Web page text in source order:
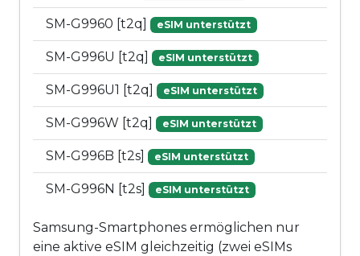
SM-G9960 [t2q] eSIM unterstützt
SM-G996U [t2q] eSIM unterstützt
SM-G996U1 [t2q] eSIM unterstützt
SM-G996W [t2q] eSIM unterstützt
SM-G996B [t2s] eSIM unterstützt
SM-G996N [t2s] eSIM unterstützt
Samsung-Smartphones ermöglichen nur
eine aktive eSIM gleichzeitig (zwei eSIMs